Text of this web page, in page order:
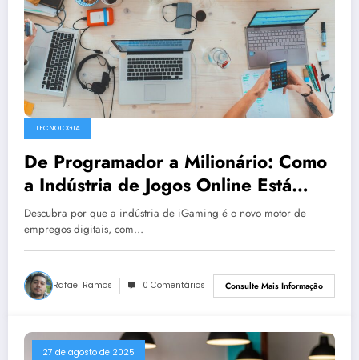
TECNOLOGIA
De Programador a Milionário: Como
a Indústria de Jogos Online Está
Redefinindo Carreiras em Tecnologia
Descubra por que a indústria de iGaming é o novo motor de
empregos digitais, com…
Rafael Ramos 0 Comentários Consulte Mais Informação
27 de agosto de 2025